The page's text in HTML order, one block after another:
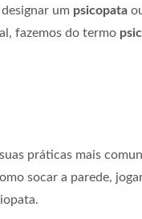
um psicopata
fazemos do termo
práticas mais
socar a parede,